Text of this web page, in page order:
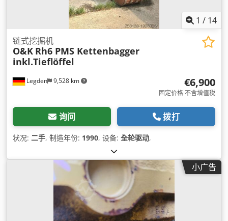
1 / 14
Legden 9,528 km
链式挖掘机
O&K Rh6 PMS Kettenbagger
inkl.Tieflöffel
€6,900
固定价格 不含增值税
询问 拨打
状况: 二手, 制造年份: 1990, 设备: 全轮驱动,
小广告